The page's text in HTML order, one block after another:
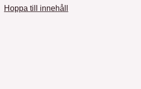
Hoppa till innehåll